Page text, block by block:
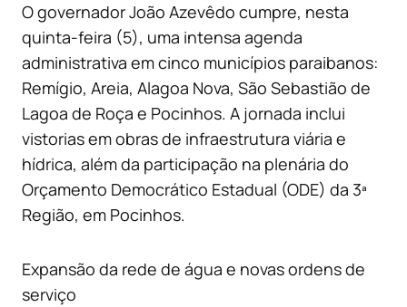
O governador João Azevêdo cumpre, nesta
quinta-feira (5), uma intensa agenda
administrativa em cinco municípios paraibanos:
Remígio, Areia, Alagoa Nova, São Sebastião de
Lagoa de Roça e Pocinhos. A jornada inclui
vistorias em obras de infraestrutura viária e
hídrica, além da participação na plenária do
Orçamento Democrático Estadual (ODE) da 3ª
Região, em Pocinhos.
Expansão da rede de água e novas ordens de
serviço